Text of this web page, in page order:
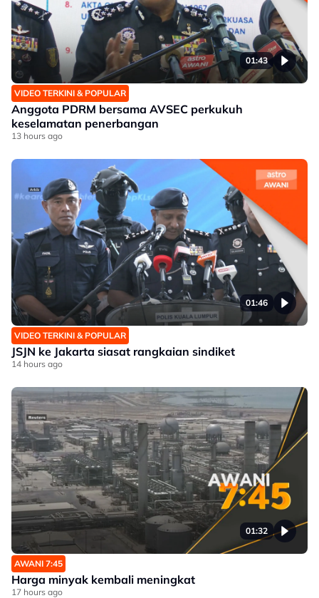
01:43
VIDEO TERKINI & POPULAR
Anggota PDRM bersama AVSEC perkukuh
keselamatan penerbangan
13 hours ago
01:46
VIDEO TERKINI & POPULAR
JSJN ke Jakarta siasat rangkaian sindiket
14 hours ago
01:32
AWANI 7:45
Harga minyak kembali meningkat
17 hours ago